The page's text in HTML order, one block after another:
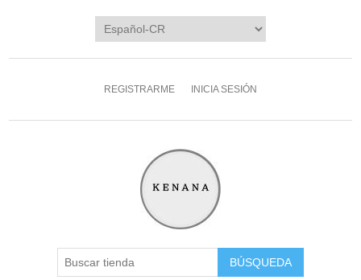
REGISTRARME INICIA SESIÓN